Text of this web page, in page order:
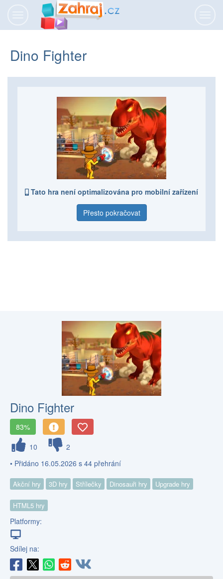
Dino Fighter
Tato hra není optimalizována pro mobilní zařízení
Přesto pokračovat
Dino Fighter
83%
10
2
• Přidáno 16.05.2026 s 44 přehrání
Akční hry 3D hry Střílečky Dinosauři hry Upgrade hry
HTML5 hry
Platformy:
Sdílej na: